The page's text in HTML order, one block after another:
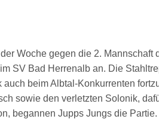
Woche gegen die 2. Mannschaft
SV Bad Herrenalb an. Die
beim Albtal-Konkurrenten
sowie den verletzten Solonik,
begannen Jupps Jungs die Partie.